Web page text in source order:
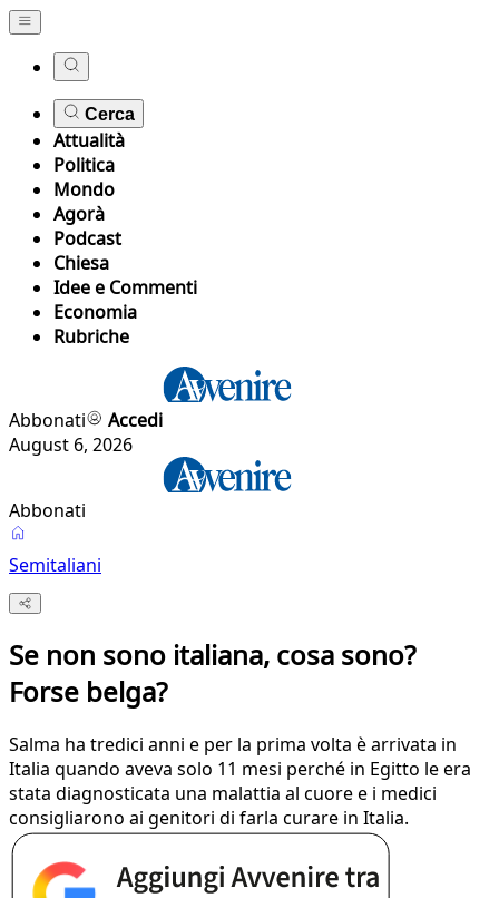
Cerca
Attualità
Politica
Mondo
Agorà
Podcast
Chiesa
Idee e Commenti
Economia
Rubriche
Abbonati
Accedi
August 6, 2026
Abbonati
Semitaliani
Se non sono italiana, cosa sono?
Forse belga?
Salma ha tredici anni e per la prima volta è arrivata in
Italia quando aveva solo 11 mesi perché in Egitto le era
stata diagnosticata una malattia al cuore e i medici
consigliarono ai genitori di farla curare in Italia.